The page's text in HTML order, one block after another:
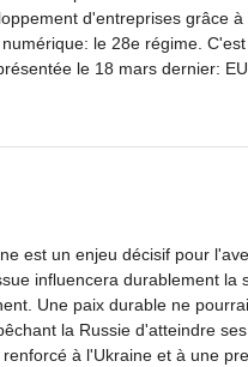
d'entreprises grâce à
le 28e régime.
le 18 mars dernier: EU
est un enjeu décisif pour
influencera durablement la
Une paix durable ne
la Russie d'atteindre
à l'Ukraine et à une